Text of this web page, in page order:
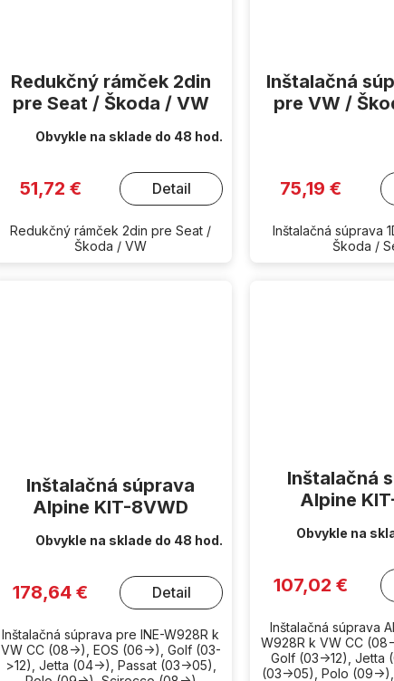
Redukčný rámček 2din
pre Seat / Škoda / VW
Obvykle na sklade do 48 hod.
51,72 € Detail
Redukčný rámček 2din pre Seat /
Škoda / VW
Inštalačná
pre VW /
75,19 €
Inštalačná súprava
Škoda /
Inštalačná súprava
Alpine KIT-8VWD
Obvykle na sklade do 48 hod.
178,64 € Detail
Inštalačná súprava pre INE-W928R k
VW CC (08->), EOS (06->), Golf (03-
>12), Jetta (04->), Passat (03->05),
Inštalačná
Alpine
Obvykle na
107,02 €
Inštalačná súprava
W928R k VW CC (08-
Golf (03->12), Jetta
(03->05), Polo (09-